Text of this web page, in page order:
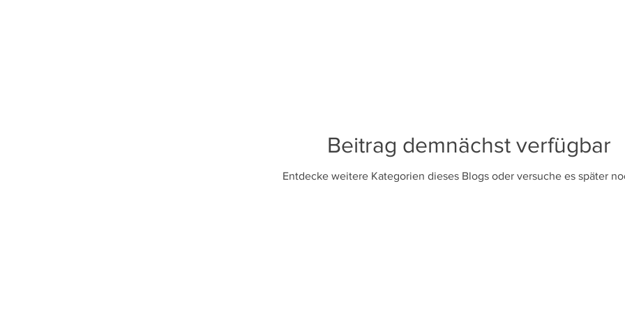
Beitrag demnächst verfügbar
Entdecke weitere Kategorien dieses Blogs oder versuche es später